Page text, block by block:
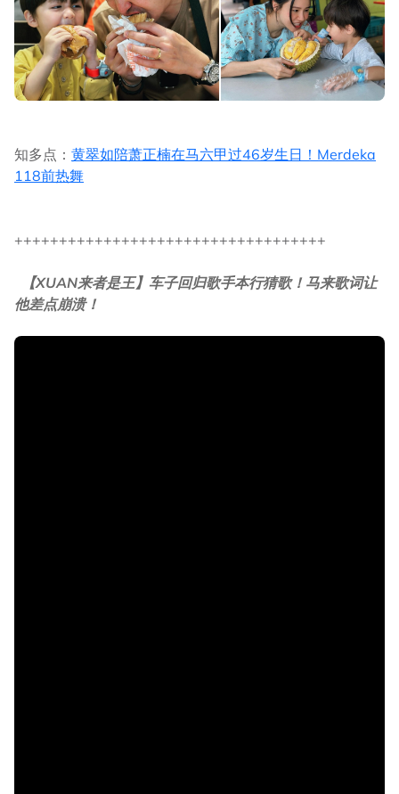
知多点： 黄翠如陪萧正楠在马六甲过46岁生日！Merdeka
118前热舞
+++++++++++++++++++++++++++++++++++
【XUAN来者是王】车子回归歌手本行猜歌！马来歌词让
他差点崩溃！